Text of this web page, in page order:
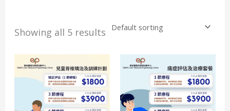
Showing all 5 results
range:
$1,800.0
through
$9,900.0
product
has
multiple
range:
$1,800.0
through
$9,900.0
has